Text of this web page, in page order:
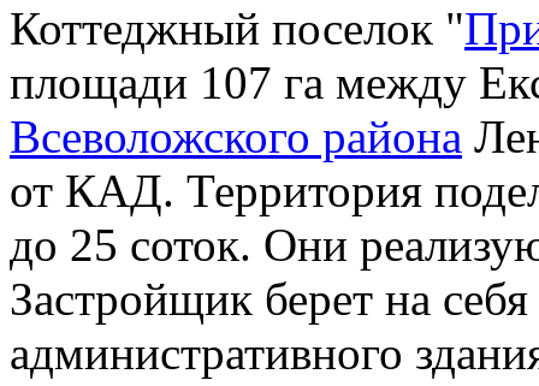
Коттеджный поселок "
площади 107 га между
Всеволожского района
от КАД. Территория
до 25 соток. Они
Застройщик берет на себя
административного